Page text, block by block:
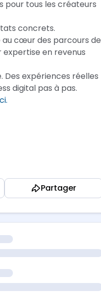
pour tous les créateurs
concrets.
au cœur des parcours de
en revenus
Des expériences réelles
digital pas à pas.
encore plus
Partager